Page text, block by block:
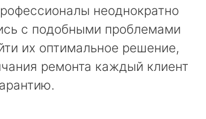
неоднократно
с подобными проблемами
их оптимальное решение,
ремонта каждый клиент